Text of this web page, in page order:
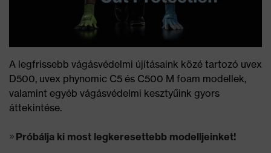
A legfrissebb vágásvédelmi újításaink közé tartozó uvex
D500, uvex phynomic C5 és C500 M foam modellek,
valamint egyéb vágásvédelmi kesztyűink gyors
áttekintése.
Próbálja ki most legkeresettebb modelljeinket!